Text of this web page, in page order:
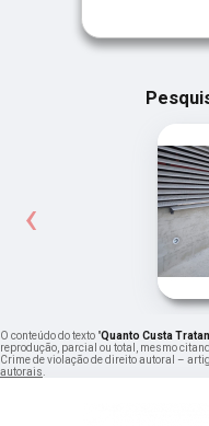
‹
O conteúdo do texto "Quanto Custa
reprodução, parcial ou total, mesmo
Crime de violação de direito autoral –
autorais.